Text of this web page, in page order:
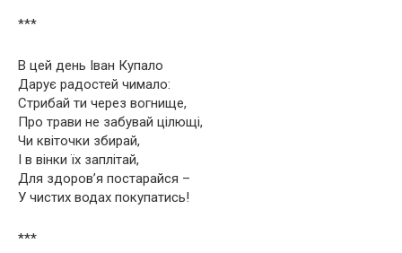
***
В цей день Іван Купало
Дарує радостей чимало:
Стрибай ти через вогнище,
Про трави не забувай цілющі,
Чи квіточки збирай,
І в вінки їх заплітай,
Для здоров’я постарайся –
У чистих водах покупатись!
***